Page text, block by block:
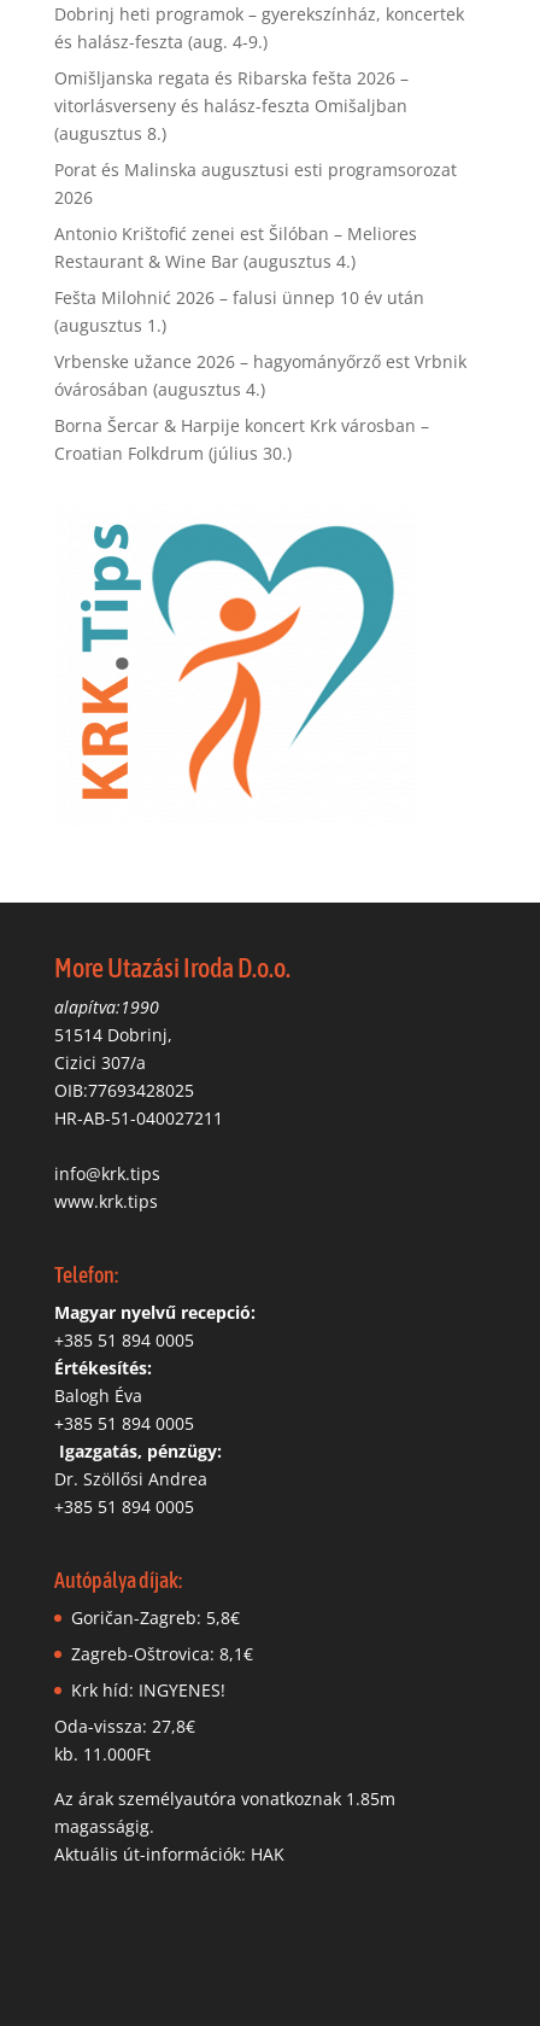
Dobrinj heti programok – gyerekszínház, koncertek
és halász-feszta (aug. 4-9.)
Omišljanska regata és Ribarska fešta 2026 –
vitorlásverseny és halász-feszta Omišaljban
(augusztus 8.)
Porat és Malinska augusztusi esti programsorozat
2026
Antonio Krištofić zenei est Šilóban – Meliores
Restaurant & Wine Bar (augusztus 4.)
Fešta Milohnić 2026 – falusi ünnep 10 év után
(augusztus 1.)
Vrbenske užance 2026 – hagyományőrző est Vrbnik
óvárosában (augusztus 4.)
Borna Šercar & Harpije koncert Krk városban –
Croatian Folkdrum (július 30.)
More Utazási Iroda D.o.o.
alapítva:1990
51514 Dobrinj,
Cizici 307/a
OIB:77693428025
HR-AB-51-040027211
info@krk.tips
www.krk.tips
Telefon:
Magyar nyelvű recepció:
‭+385 51 894 0005
Értékesítés:
Balogh Éva
+385 51 894 0005
Igazgatás, pénzügy:
Dr. Szöllősi Andrea
+385 51 894 0005
Autópálya díjak:
Goričan-Zagreb: 5,8€
Zagreb-Oštrovica: 8,1€
Krk híd: INGYENES!
Oda-vissza: 27,8€
kb. 11.000Ft
Az árak személyautóra vonatkoznak 1.85m
magasságig.
Aktuális út-információk: HAK